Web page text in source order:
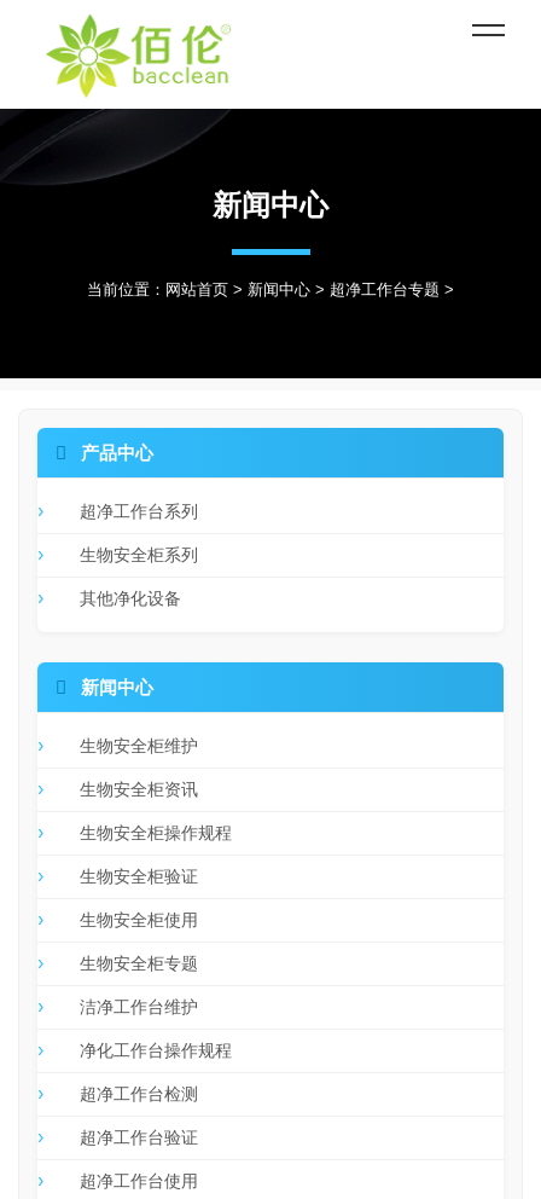
新闻中心
当前位置： 网站首页 > 新闻中心 > 超净工作台专题 >
 产品中心
超净工作台系列
生物安全柜系列
其他净化设备
 新闻中心
生物安全柜维护
生物安全柜资讯
生物安全柜操作规程
生物安全柜验证
生物安全柜使用
生物安全柜专题
洁净工作台维护
净化工作台操作规程
超净工作台检测
超净工作台验证
超净工作台使用